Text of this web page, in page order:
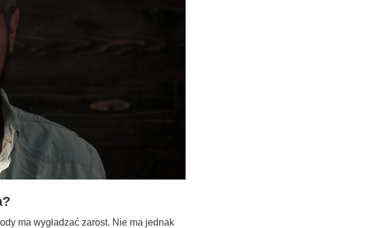
ma wygładzać zarost. Nie ma jednak